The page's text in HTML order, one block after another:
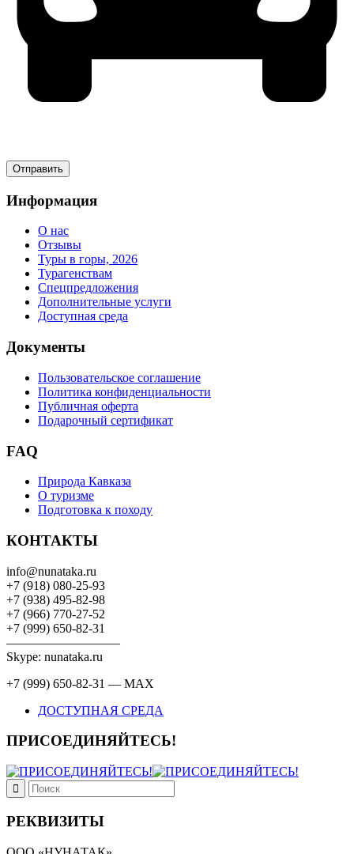
Информация
О нас
Отзывы
Туры в горы, 2026
Турагенствам
Спецпредложения
Дополнительные услуги
Доступная среда
Документы
Пользовательское соглашение
Политика конфиденциальности
Публичная оферта
Подарочный сертификат
FAQ
Природа Кавказа
О туризме
Подготовка к походу
КОНТАКТЫ
info@nunataka.ru
+7 (918) 080-25-93
+7 (938) 495-82-98
+7 (966) 770-27-52
+7 (999) 650-82-31
—————————
Skype: nunataka.ru
+7 (999) 650-82-31 — MAX
ДОСТУПНАЯ СРЕДА
ПРИСОЕДИНЯЙТЕСЬ!
РЕКВИЗИТЫ